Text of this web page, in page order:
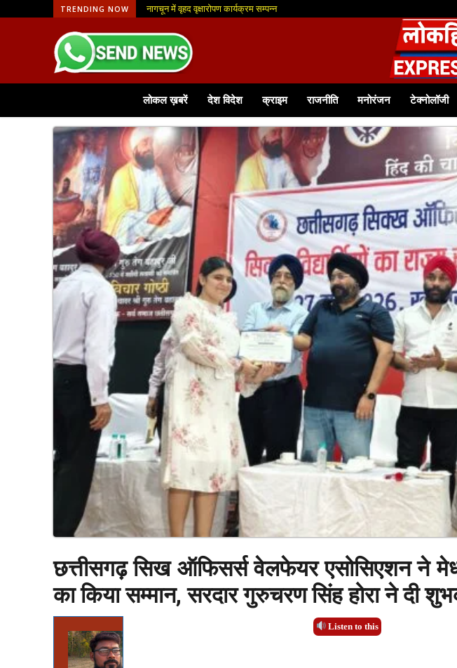
TRENDING NOW आजीविका मिशन से मिली नई पहचान, फूलमाला व्यवसाय से आत्मनिर्भर बनीं श्रीमती टीना बागवान
लोकल ख़बरें देश विदेश क्राइम राजनीति मनोरंजन टेक्नोलॉजी
छत्तीसगढ़ सिख ऑफिसर्स वेलफेयर एसोसिएशन ने
का किया सम्मान, सरदार गुरुचरण सिंह होरा ने दी
Listen to this